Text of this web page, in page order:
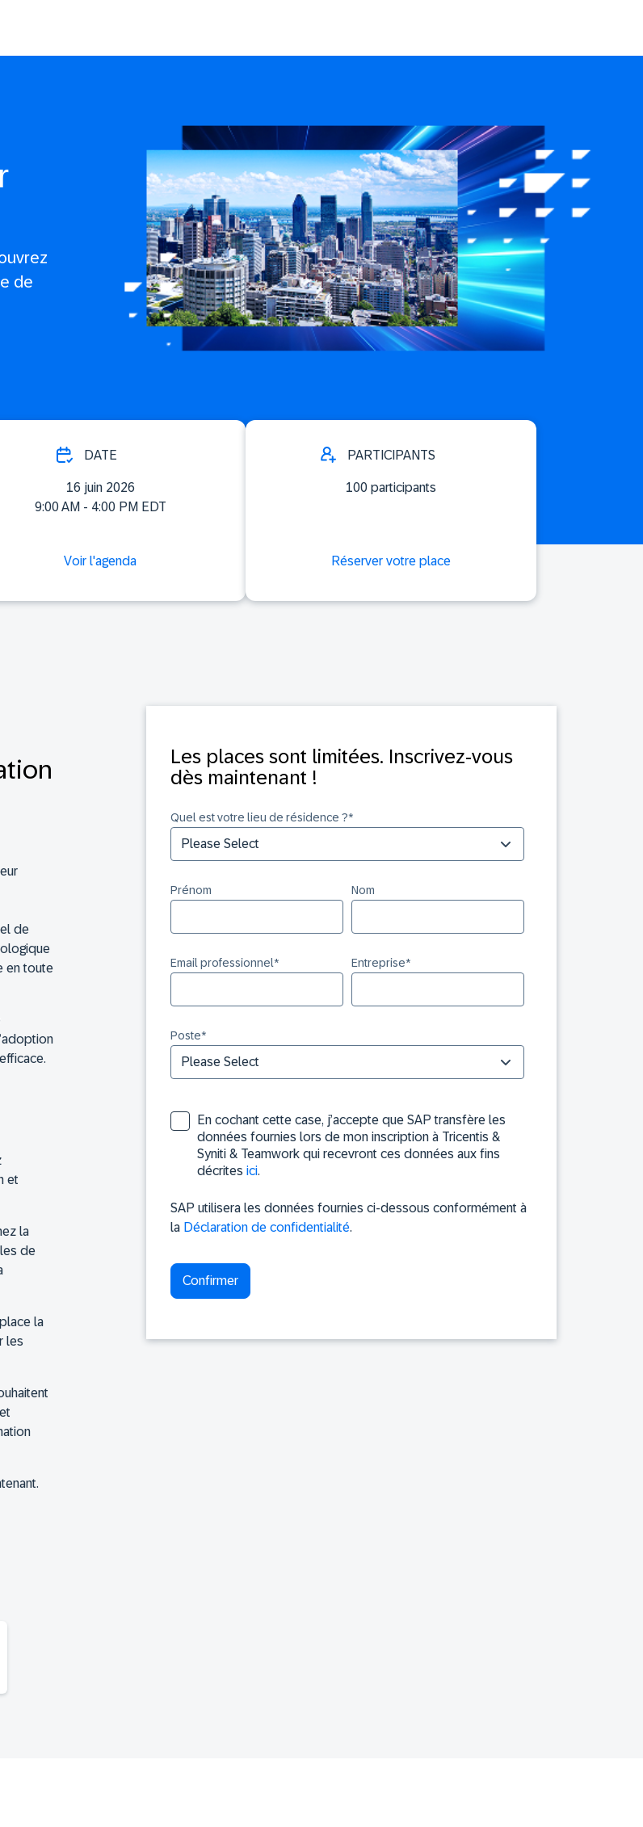
de
DATE
16 juin 2026
9:00 AM - 4:00 PM EDT
Voir l'agenda
PARTICIPANTS
100 participants
Réserver votre place
de
en toute
et
la
de
la
les
Les places sont limitées. Inscrivez-vous
dès maintenant !
Quel est votre lieu de résidence ?*
Prénom Nom
Email professionnel* Entreprise*
Poste*
En cochant cette case, j’accepte que SAP transfère les
données fournies lors de mon inscription à Tricentis &
Syniti & Teamwork qui recevront ces données aux fins
décrites ici.
SAP utilisera les données fournies ci-dessous conformément à
la Déclaration de confidentialité.